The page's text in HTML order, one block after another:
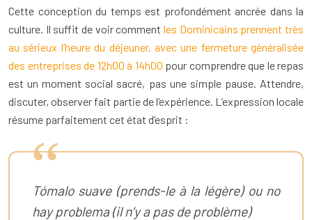
Cette conception du temps est profondément ancrée dans la
culture. Il suffit de voir comment les Dominicains prennent très
au sérieux l’heure du déjeuner, avec une fermeture généralisée
des entreprises de 12h00 à 14h00 pour comprendre que le repas
est un moment social sacré, pas une simple pause. Attendre,
discuter, observer fait partie de l’expérience. L’expression locale
résume parfaitement cet état d’esprit :
Tómalo suave (prends-le à la légère) ou no
hay problema (il n’y a pas de problème)